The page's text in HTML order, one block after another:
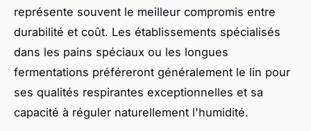
représente souvent le meilleur compromis entre
durabilité et coût. Les établissements spécialisés
dans les pains spéciaux ou les longues
fermentations préféreront généralement le lin pour
ses qualités respirantes exceptionnelles et sa
capacité à réguler naturellement l'humidité.